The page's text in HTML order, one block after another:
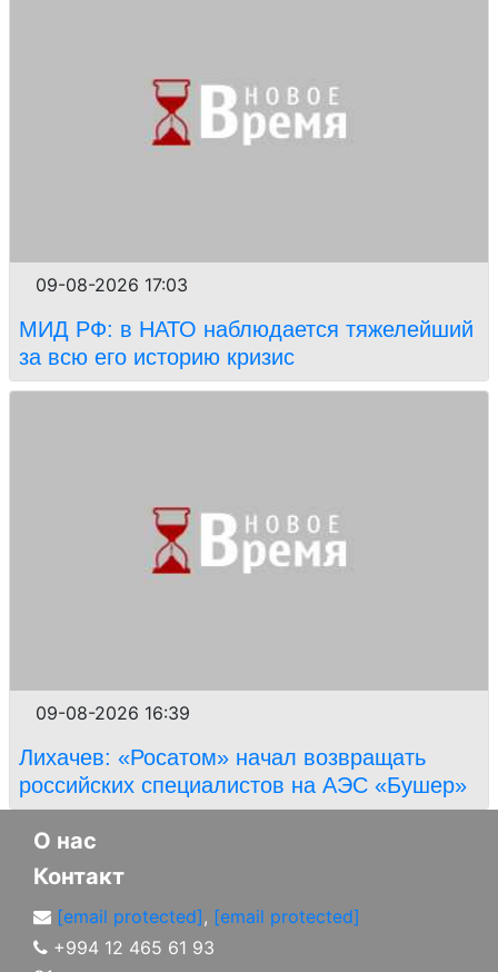
09-08-2026 17:03
МИД РФ: в НАТО наблюдается тяжелейший
за всю его историю кризис
09-08-2026 16:39
Лихачев: «Росатом» начал возвращать
российских специалистов на АЭС «Бушер»
О нас
Контакт
[email protected], [email protected]
+994 12 465 61 93